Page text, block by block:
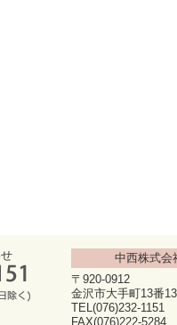
中西株式
〒920-0912
金沢市大手町13番
TEL(076)232-1151
FAX(076)222-5284